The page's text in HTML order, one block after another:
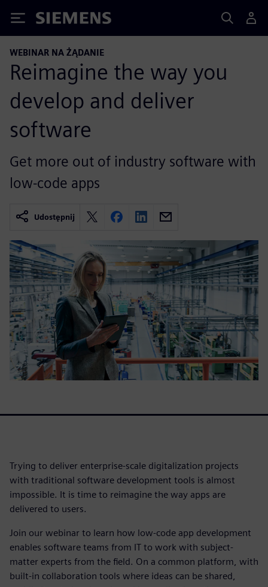
Siemens
WEBINAR NA ŻĄDANIE
Reimagine the way you
develop and deliver
software
Get more out of industry software with
low-code apps
Udostępnij
Trying to deliver enterprise-scale digitalization projects
with traditional software development tools is almost
impossible. It is time to reimagine the way apps are
delivered to users.
Join our webinar to learn how low-code app development
enables software teams from IT to work with subject-
matter experts from the field. On a common platform, with
built-in collaboration tools where ideas can be shared,